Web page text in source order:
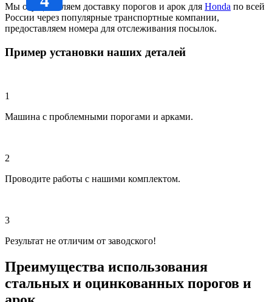
Мы осуществляем доставку порогов и арок для Honda по всей
России через популярные транспортные компании,
предоставляем номера для отслеживания посылок.
Пример установки наших деталей
1
Машина с проблемными порогами и арками.
2
Проводите работы с нашими комплектом.
3
Результат не отличим от заводского!
Преимущества использования
стальных и оцинкованных порогов и